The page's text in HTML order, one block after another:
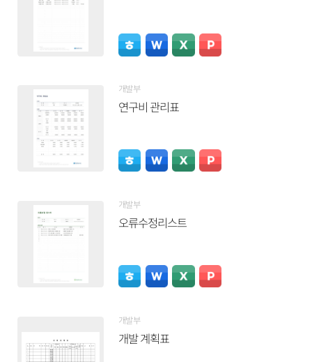
개발부
연구비 관리표
개발부
오류수정리스트
개발부
개발 계획표